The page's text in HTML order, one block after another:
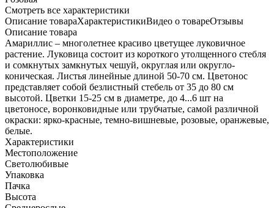
Cмотреть все характеристики
Описание товараХарактеристикиВидео о товареОтзывы
Описание товара
Амариллис – многолетнее красиво цветущее луковичное
растение. Луковица состоит из короткого утолщенного стебля
и сомкнутых замкнутых чешуй, округлая или округло-
коническая. Листья линейные длиной 50-70 см. Цветонос
представляет собой безлистный стебель от 35 до 80 см
высотой. Цветки 15-25 см в диаметре, до 4...6 шт на
цветоносе, воронковидные или трубчатые, самой различной
окраски: ярко-красные, темно-вишневые, розовые, оранжевые,
белые.
Характеристики
Местоположение
Светолюбивые
Упаковка
Пачка
Высота